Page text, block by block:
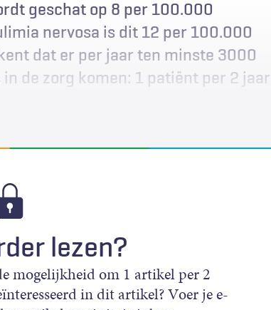
geschat op 8 per 100.000
nervosa is dit 12 per 100.000
dat er per jaar ten minste 3000
de zorg komen: 1 patiënt per 2 jaar
lezen?
mogelijkheid om 1 artikel per 2
in dit artikel? Voer je e-